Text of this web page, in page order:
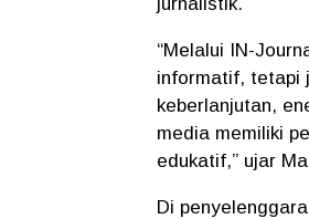
“Melalui IN-
informatif, tetapi
keberlanjutan,
media memiliki
edukatif,” ujar
Di